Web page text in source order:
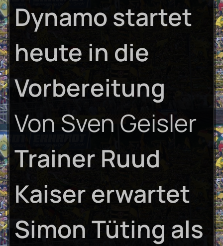
Dynamo startet
heute in die
Vorbereitung
Von Sven Geisler
Trainer Ruud
Kaiser erwartet
Simon Tüting als